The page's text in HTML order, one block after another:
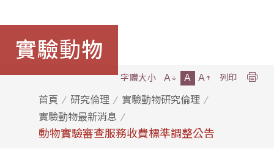
實驗動物
首頁 研究倫理
實驗動物研究倫理
實驗動物最新消息
動物實驗審查服務收費標準調整公告
字體大小 A A A 列印